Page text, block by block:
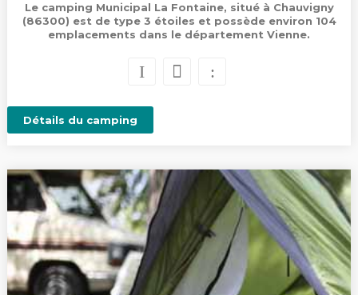
Le camping Municipal La Fontaine, situé à Chauvigny
(86300) est de type 3 étoiles et possède environ 104
emplacements dans le département Vienne.
Détails du camping